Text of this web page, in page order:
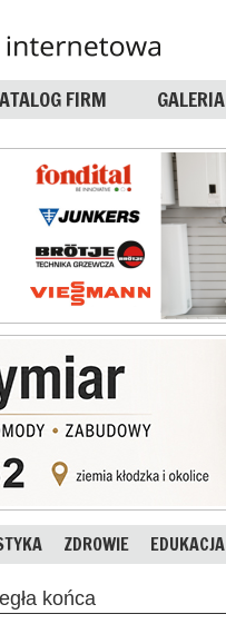
FIRM GALERIA
ZDROWIE EDUKACJA
końca